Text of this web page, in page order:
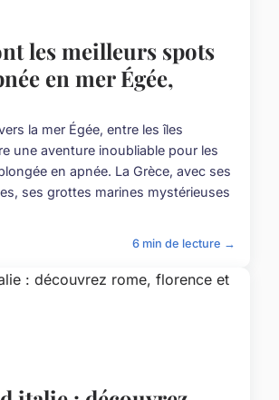
les meilleurs spots
en mer Égée,
la mer Égée, entre les îles
une aventure inoubliable pour les
en apnée. La Grèce, avec ses
ses grottes marines mystérieuses
6 min de lecture →